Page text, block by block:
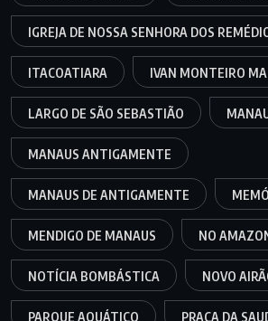
IGREJA DE NOSSA SENHORA DOS
ITACOATIARA IVAN MONTEIRO
LARGO DE SÃO SEBASTIÃO
MANAUS ANTIGAMENTE
MANAUS DE ANTIGAMENTE
MENDIGO DE MANAUS NO
NOTÍCIA BOMBÁSTICA NOVO
PARQUE AQUÁTICO PRAÇA DA